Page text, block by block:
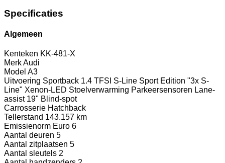
Specificaties
Algemeen
Kenteken KK-481-X
MerkAudi
Model A3
Uitvoering Sportback 1.4 TFSI S-Line Sport Edition "3x S-
Line" Xenon-LED Stoelverwarming Parkeersensoren Lane-
assist 19" Blind-spot
Carrosserie Hatchback
Tellerstand 143.157 km
Emissienorm Euro 6
Aantal deuren 5
Aantal zitplaatsen 5
Aantal sleutels 2